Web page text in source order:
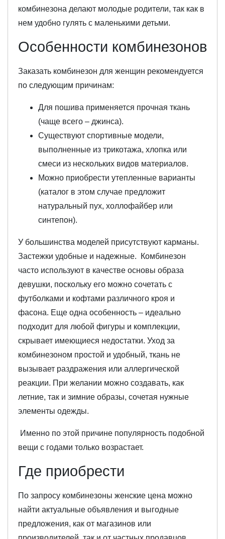
комбинезона делают молодые родители, так как в
нем удобно гулять с маленькими детьми.
Особенности комбинезонов
Заказать комбинезон для женщин рекомендуется
по следующим причинам:
Для пошива применяется прочная ткань
(чаще всего – джинса).
Существуют спортивные модели,
выполненные из трикотажа, хлопка или
смеси из нескольких видов материалов.
Можно приобрести утепленные варианты
(каталог в этом случае предложит
натуральный пух, холлофайбер или
синтепон).
У большинства моделей присутствуют карманы.
Застежки удобные и надежные. Комбинезон
часто используют в качестве основы образа
девушки, поскольку его можно сочетать с
футболками и кофтами различного кроя и
фасона. Еще одна особенность – идеально
подходит для любой фигуры и комплекции,
скрывает имеющиеся недостатки. Уход за
комбинезоном простой и удобный, ткань не
вызывает раздражения или аллергической
реакции. При желании можно создавать, как
летние, так и зимние образы, сочетая нужные
элементы одежды.
Именно по этой причине популярность подобной
вещи с годами только возрастает.
Где приобрести
По запросу комбинезоны женские цена можно
найти актуальные объявления и выгодные
предложения, как от магазинов или